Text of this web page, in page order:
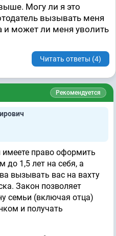
Могу ли я это
вызывать меня
и может ли меня уволить
Читать ответы (4)
Рекомендуется
право оформить
до 1,5 лет на себя, а
вызывать вас на вахту
Закон позволяет
семьи (включая отца)
и получать